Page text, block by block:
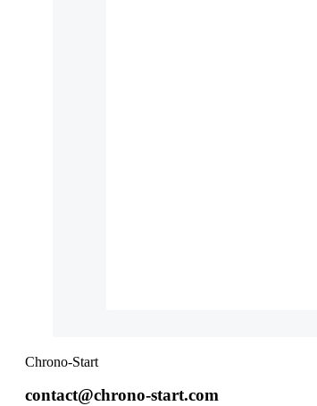
Chrono-Start
contact@chrono-start.com